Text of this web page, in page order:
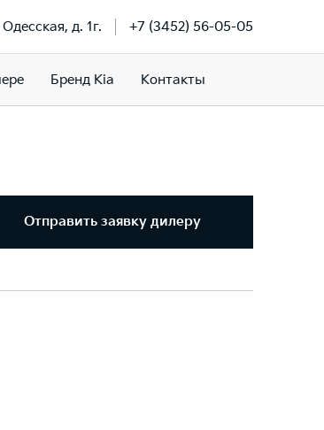
д. 1г. +7 (3452) 56-05-05
Бренд Kia Контакты
Отправить заявку дилеру